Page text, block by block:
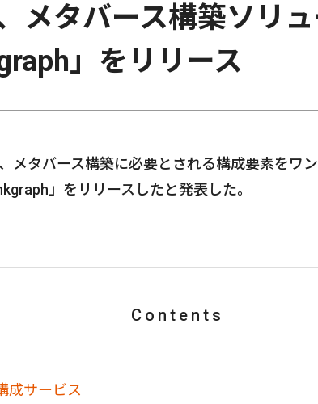
メタバース構築ソリ
」をリリース
メタバース構築に必要とされる構成要素をワ
」をリリースしたと発表した。
Contents
成サービス